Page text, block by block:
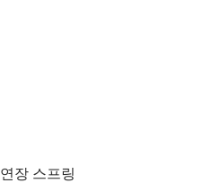
연장 스프링